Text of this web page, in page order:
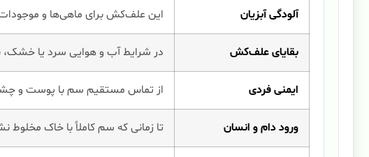
آلودگی آبزیان این علف‌کش برای ماهی‌ها و
بقایای علف‌کش در شرایط آب و هوایی سرد یا خشک،
ایمنی فردی از تماس مستقیم سم با پوست و
ورود دام و انسان تا زمانی که سم کاملاً با خاک